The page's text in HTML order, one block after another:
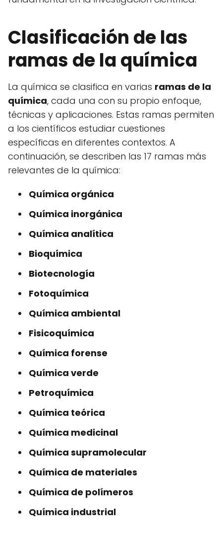
Clasificación de las
ramas de la química
La química se clasifica en varias ramas de la
química, cada una con su propio enfoque,
técnicas y aplicaciones. Estas ramas permiten
a los científicos estudiar cuestiones
específicas en diferentes contextos. A
continuación, se describen las 17 ramas más
relevantes de la química:
Química orgánica
Química inorgánica
Química analítica
Bioquímica
Biotecnología
Fotoquímica
Química ambiental
Fisicoquímica
Química forense
Química verde
Petroquímica
Química teórica
Química medicinal
Química supramolecular
Química de materiales
Química de polímeros
Química industrial